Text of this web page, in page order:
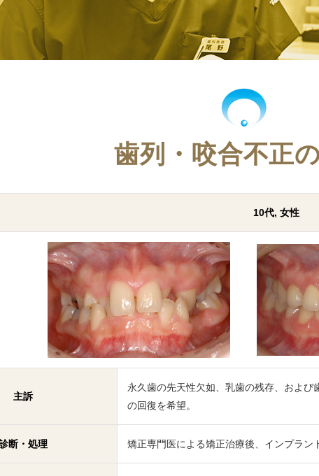
歯列・咬合不正
10代, 女性
主訴
永久歯の先天性欠如、乳歯の残存、およ
の回復を希望。
断・処理 矯正専門医による矯正治療後、インプラン